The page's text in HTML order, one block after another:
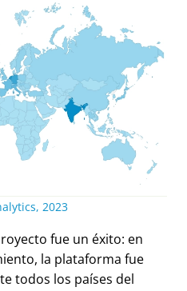
2023
fue un éxito: en
la plataforma fue
todos los países del